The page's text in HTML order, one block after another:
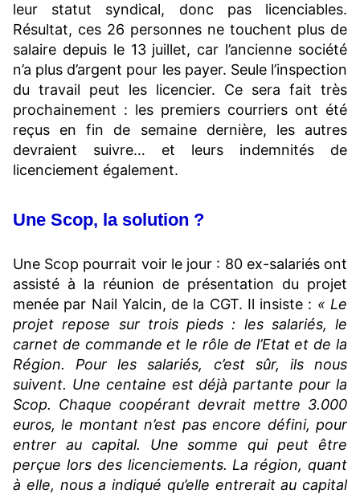
leur statut syndical, donc pas licenciables.
Résultat, ces 26 personnes ne touchent plus de
salaire depuis le 13 juillet, car l’ancienne société
n’a plus d’argent pour les payer. Seule l’inspection
du travail peut les licencier. Ce sera fait très
prochainement : les premiers courriers ont été
reçus en fin de semaine dernière, les autres
devraient suivre… et leurs indemnités de
licenciement également.
Une Scop, la solution ?
Une Scop pourrait voir le jour : 80 ex-salariés ont
assisté à la réunion de présentation du projet
menée par Nail Yalcin, de la CGT. Il insiste : « Le
projet repose sur trois pieds : les salariés, le
carnet de commande et le rôle de l’Etat et de la
Région. Pour les salariés, c’est sûr, ils nous
suivent. Une centaine est déjà partante pour la
Scop. Chaque coopérant devrait mettre 3.000
euros, le montant n’est pas encore défini, pour
entrer au capital. Une somme qui peut être
perçue lors des licenciements. La région, quant
à elle, nous a indiqué qu’elle entrerait au capital